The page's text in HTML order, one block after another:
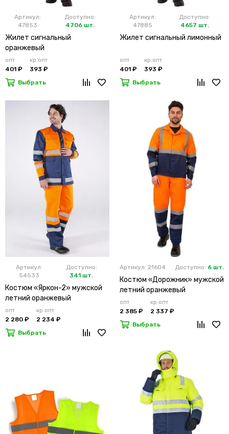
Артикул:
47853
Доступно:
4706 шт.
Жилет сигнальный
оранжевый
опт
401 ₽
кр.опт
393 ₽
Выбрать
Артикул:
47885
Доступно:
4657 шт.
Жилет сигнальный лимонный
опт
401 ₽
кр.опт
393 ₽
Выбрать
Артикул:
54533
Доступно:
341 шт.
Костюм «Яркон-2» мужской
летний оранжевый
опт
2 280 ₽
кр.опт
2 234 ₽
Выбрать
Артикул: 21604 Доступно: 6 шт.
Костюм «Дорожник» мужской
летний оранжевый
опт
2 385 ₽
кр.опт
2 337 ₽
Выбрать